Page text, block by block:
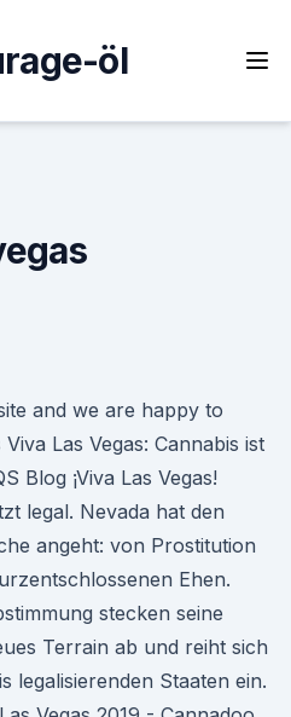
öl
and we are happy to
Las Vegas: Cannabis ist
Blog ¡Viva Las Vegas!
legal. Nevada hat den
angeht: von Prostitution
Ehen.
stecken seine
Terrain ab und reiht sich
legalisierenden Staaten ein.